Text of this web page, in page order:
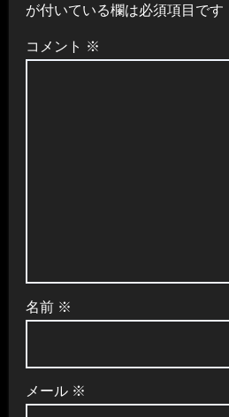
ョ
ン
が付いている欄は必須項目です
コメント ※
名前 ※
メール ※